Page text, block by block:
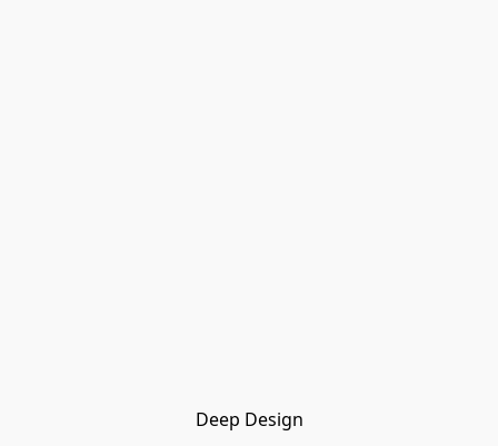
Deep Design